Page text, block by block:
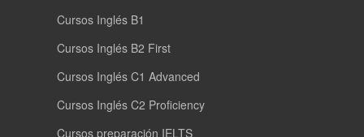
Cursos Inglés B1
Cursos Inglés B2 First
Cursos Inglés C1 Advanced
Cursos Inglés C2 Proficiency
Cursos preparación IELTS